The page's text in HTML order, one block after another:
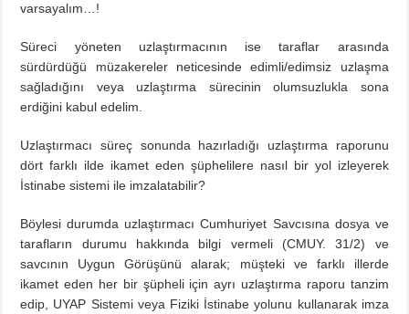
varsayalım…!
Süreci yöneten uzlaştırmacının ise taraflar arasında
sürdürdüğü müzakereler neticesinde edimli/edimsiz uzlaşma
sağladığını veya uzlaştırma sürecinin olumsuzlukla sona
erdiğini kabul edelim.
Uzlaştırmacı süreç sonunda hazırladığı uzlaştırma raporunu
dört farklı ilde ikamet eden şüphelilere nasıl bir yol izleyerek
İstinabe sistemi ile imzalatabilir?
Böylesi durumda uzlaştırmacı Cumhuriyet Savcısına dosya ve
tarafların durumu hakkında bilgi vermeli (CMUY. 31/2) ve
savcının Uygun Görüşünü alarak; müşteki ve farklı illerde
ikamet eden her bir şüpheli için ayrı uzlaştırma raporu tanzim
edip, UYAP Sistemi veya Fiziki İstinabe yolunu kullanarak imza